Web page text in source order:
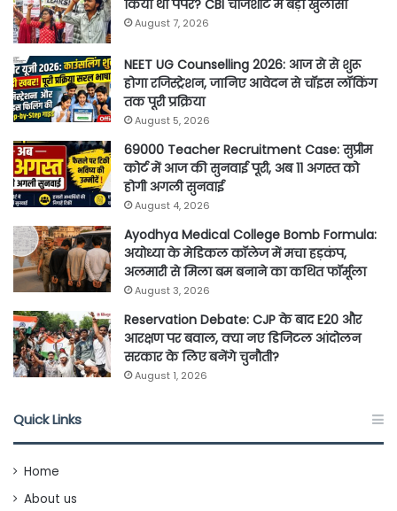
किया था पेपर? CBI चार्जशीट में बड़ा खुलासा
August 7, 2026
NEET UG Counselling 2026: आज से से शुरू
होगा रजिस्ट्रेशन, जानिए आवेदन से चॉइस लॉकिंग
तक पूरी प्रक्रिया
August 5, 2026
69000 Teacher Recruitment Case: सुप्रीम
कोर्ट में आज की सुनवाई पूरी, अब 11 अगस्त को
होगी अगली सुनवाई
August 4, 2026
Ayodhya Medical College Bomb Formula:
अयोध्या के मेडिकल कॉलेज में मचा हड़कंप,
अलमारी से मिला बम बनाने का कथित फॉर्मूला
August 3, 2026
Reservation Debate: CJP के बाद E20 और
आरक्षण पर बवाल, क्या नए डिजिटल आंदोलन
सरकार के लिए बनेंगे चुनौती?
August 1, 2026
Quick Links
Home
About us